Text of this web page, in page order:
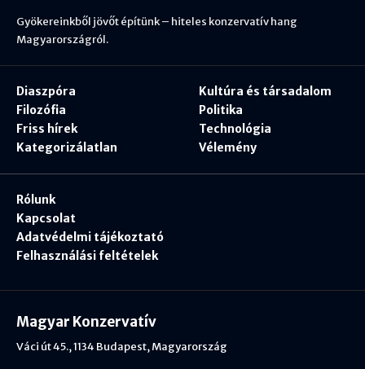
Gyökereinkből jövőt építünk – hiteles konzervatív hang
Magyarországról.
Diaszpóra
Filozófia
Friss hírek
Kategorizálatlan
Kultúra és társadalom
Politika
Technológia
Vélemény
Rólunk
Kapcsolat
Adatvédelmi tájékoztató
Felhasználási feltételek
Magyar Konzervatív
Váci út 45., 1134 Budapest, Magyarország